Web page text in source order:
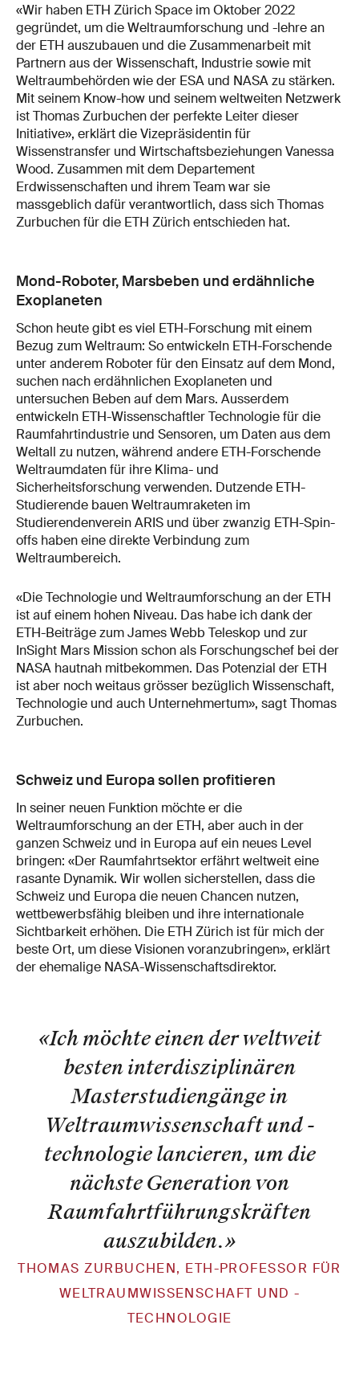
«Wir haben ETH Zürich Space im Oktober 2022
gegründet, um die Weltraumforschung und -lehre an
der ETH auszubauen und die Zusammenarbeit mit
Partnern aus der Wissenschaft, Industrie sowie mit
Weltraumbehörden wie der ESA und NASA zu stärken.
Mit seinem Know-how und seinem weltweiten Netzwerk
ist Thomas Zurbuchen der perfekte Leiter dieser
Initiative», erklärt die Vizepräsidentin für
Wissenstransfer und Wirtschaftsbeziehungen Vanessa
Wood. Zusammen mit dem Departement
Erdwissenschaften und ihrem Team war sie
massgeblich dafür verantwortlich, dass sich Thomas
Zurbuchen für die ETH Zürich entschieden hat.
Mond-Roboter, Marsbeben und erdähnliche
Exoplaneten
Schon heute gibt es viel ETH-Forschung mit einem
Bezug zum Weltraum: So entwickeln ETH-Forschende
unter anderem Roboter für den Einsatz auf dem Mond,
suchen nach erdähnlichen Exoplaneten und
untersuchen Beben auf dem Mars. Ausserdem
entwickeln ETH-Wissenschaftler Technologie für die
Raumfahrtindustrie und Sensoren, um Daten aus dem
Weltall zu nutzen, während andere ETH-Forschende
Weltraumdaten für ihre Klima- und
Sicherheitsforschung verwenden. Dutzende ETH-
Studierende bauen Weltraumraketen im
Studierendenverein ARIS und über zwanzig ETH-Spin-
offs haben eine direkte Verbindung zum
Weltraumbereich.
«Die Technologie und Weltraumforschung an der ETH
ist auf einem hohen Niveau. Das habe ich dank der
ETH-Beiträge zum James Webb Teleskop und zur
InSight Mars Mission schon als Forschungschef bei der
NASA hautnah mitbekommen. Das Potenzial der ETH
ist aber noch weitaus grösser bezüglich Wissenschaft,
Technologie und auch Unternehmertum», sagt Thomas
Zurbuchen.
Schweiz und Europa sollen profitieren
In seiner neuen Funktion möchte er die
Weltraumforschung an der ETH, aber auch in der
ganzen Schweiz und in Europa auf ein neues Level
bringen: «Der Raumfahrtsektor erfährt weltweit eine
rasante Dynamik. Wir wollen sicherstellen, dass die
Schweiz und Europa die neuen Chancen nutzen,
wettbewerbsfähig bleiben und ihre internationale
Sichtbarkeit erhöhen. Die ETH Zürich ist für mich der
beste Ort, um diese Visionen voranzubringen», erklärt
der ehemalige NASA-Wissenschaftsdirektor.
«Ich möchte einen der weltweit
besten interdisziplinären
Masterstudiengänge in
Weltraumwissenschaft und -
technologie lancieren, um die
nächste Generation von
Raumfahrtführungskräften
auszubilden.»
THOMAS ZURBUCHEN, ETH-​PROFESSOR FÜR
WELTRAUMWISSENSCHAFT UND -​
TECHNOLOGIE